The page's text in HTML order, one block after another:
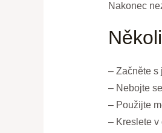
Nakonec
– Začněte s
– Nebojte
– Použijte
– Kreslete v